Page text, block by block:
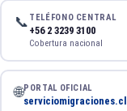
📞 TELÉFONO CENTRAL
+56 2 3239 3100
Cobertura nacional
🌐PORTAL OFICIAL
serviciomigraciones.cl